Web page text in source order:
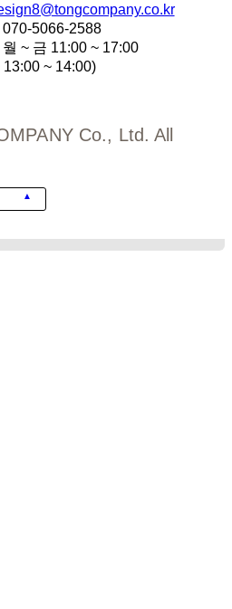
070-5066-2588
월 ~ 금 11:00 ~ 17:00
~ 14:00)
Co., Ltd. All